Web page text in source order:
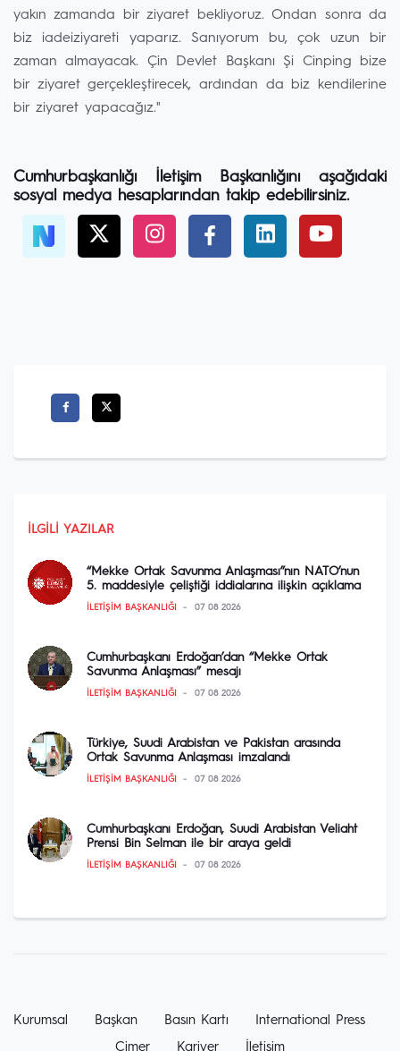
yakın zamanda bir ziyaret bekliyoruz. Ondan sonra da
biz iadeiziyareti yaparız. Sanıyorum bu, çok uzun bir
zaman almayacak. Çin Devlet Başkanı Şi Cinping bize
bir ziyaret gerçekleştirecek, ardından da biz kendilerine
bir ziyaret yapacağız."
Cumhurbaşkanlığı İletişim Başkanlığını aşağıdaki
sosyal medya hesaplarından takip edebilirsiniz.
İLGILI YAZILAR
“Mekke Ortak Savunma Anlaşması”nın NATO’nun
5. maddesiyle çeliştiği iddialarına ilişkin açıklama
İLETIŞIM BAŞKANLIĞI 07 08 2026
Cumhurbaşkanı Erdoğan’dan “Mekke Ortak
Savunma Anlaşması” mesajı
İLETIŞIM BAŞKANLIĞI 07 08 2026
Türkiye, Suudi Arabistan ve Pakistan arasında
Ortak Savunma Anlaşması imzalandı
İLETIŞIM BAŞKANLIĞI 07 08 2026
Cumhurbaşkanı Erdoğan, Suudi Arabistan Veliaht
Prensi Bin Selman ile bir araya geldi
İLETIŞIM BAŞKANLIĞI 07 08 2026
Kurumsal Başkan Basın Kartı
International Press
Cimer
Kariyer İletişim